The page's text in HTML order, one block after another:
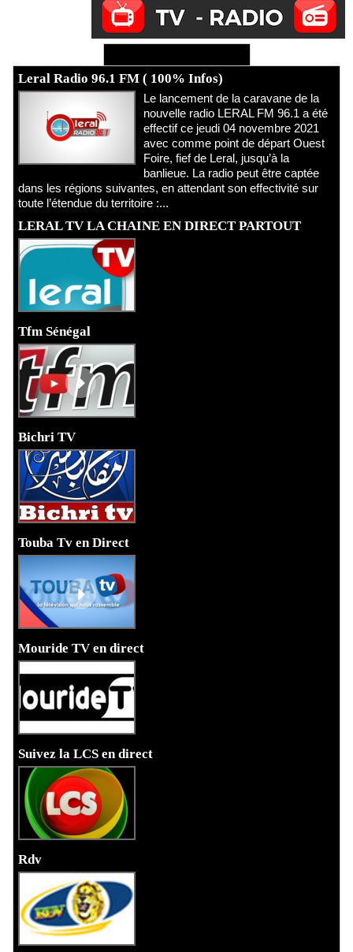
Leral Radio 96.1 FM ( 100% Infos)
Le lancement de la caravane de la
nouvelle radio LERAL FM 96.1 a été
effectif ce jeudi 04 novembre 2021
avec comme point de départ Ouest
Foire, fief de Leral, jusqu’à la
banlieue. La radio peut être captée
dans les régions suivantes, en attendant son effectivité sur
toute l’étendue du territoire :...
LERAL TV LA CHAINE EN DIRECT PARTOUT
Tfm Sénégal
Bichri TV
Touba Tv en Direct
Mouride TV en direct
Suivez la LCS en direct
Rdv